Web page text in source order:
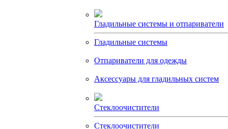
Гладильные системы и отпариватели
Гладильные системы
Отпариватели для одежды
Аксессуары для гладильных систем
Стеклоочистители
Стеклоочистители